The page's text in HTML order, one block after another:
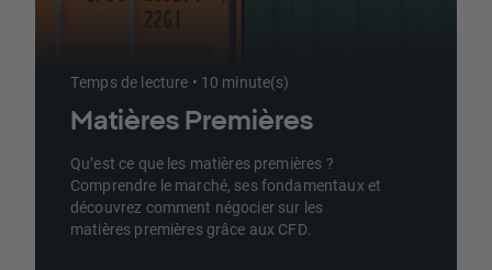
Temps de lecture • 10 minute(s)
Matières Premières
Qu’est ce que les matières premières ?
Comprendre le marché, ses fondamentaux et
découvrez comment négocier sur les
matières premières grâce aux CFD.